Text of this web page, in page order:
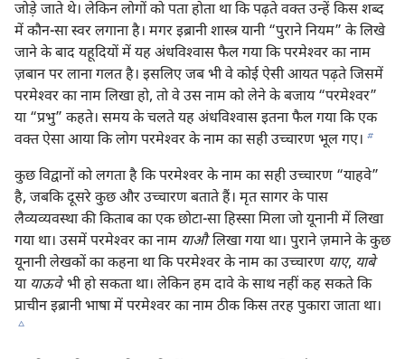
जोड़े जाते थे। लेकिन लोगों को पता होता था कि पढ़ते वक्‍त उन्हें किस शब्द
में कौन-सा स्वर लगाना है। मगर इब्रानी शास्त्र यानी “पुराने नियम” के लिखे
जाने के बाद यहूदियों में यह अंधविश्‍वास फैल गया कि परमेश्‍वर का नाम
ज़बान पर लाना गलत है। इसलिए जब भी वे कोई ऐसी आयत पढ़ते जिसमें
परमेश्‍वर का नाम लिखा हो, तो वे उस नाम को लेने के बजाय “परमेश्‍वर”
या “प्रभु” कहते। समय के चलते यह अंधविश्‍वास इतना फैल गया कि एक
वक्‍त ऐसा आया कि लोग परमेश्‍वर के नाम का सही उच्चारण भूल गए। b
कुछ विद्वानों को लगता है कि परमेश्‍वर के नाम का सही उच्चारण “याहवे”
है, जबकि दूसरे कुछ और उच्चारण बताते हैं। मृत सागर के पास
लैव्यव्यवस्था की किताब का एक छोटा-सा हिस्सा मिला जो यूनानी में लिखा
गया था। उसमें परमेश्‍वर का नाम याऔलिखा गया था। पुराने ज़माने के कुछ
यूनानी लेखकों का कहना था कि परमेश्‍वर के नाम का उच्चारण याए, याबे
या याऊवेभी हो सकता था। लेकिन हम दावे के साथ नहीं कह सकते कि
प्राचीन इब्रानी भाषा में परमेश्‍वर का नाम ठीक किस तरह पुकारा जाता था।
c